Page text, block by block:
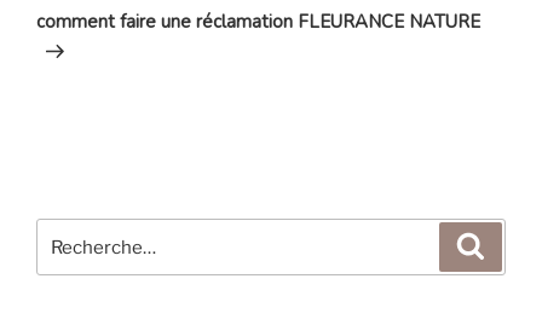
suivant
comment faire une réclamation FLEURANCE NATURE
pour